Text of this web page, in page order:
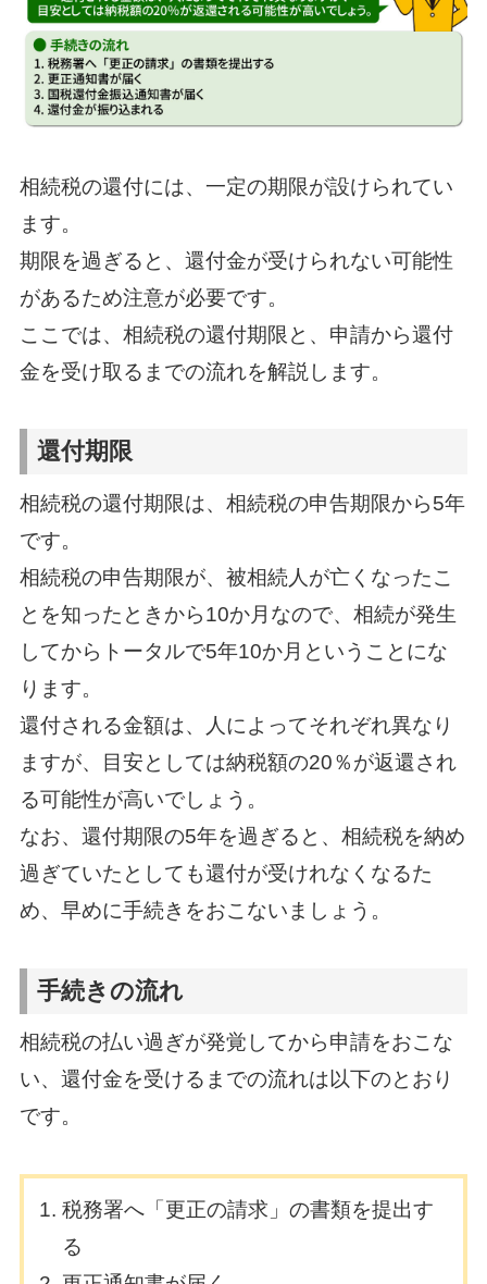
相続税の還付には、一定の期限が設けられてい
ます。
期限を過ぎると、還付金が受けられない可能性
があるため注意が必要です。
ここでは、相続税の還付期限と、申請から還付
金を受け取るまでの流れを解説します。
還付期限
相続税の還付期限は、相続税の申告期限から5年
です。
相続税の申告期限が、被相続人が亡くなったこ
とを知ったときから10か月なので、相続が発生
してからトータルで5年10か月ということにな
ります。
還付される金額は、人によってそれぞれ異なり
ますが、目安としては納税額の20％が返還され
る可能性が高いでしょう。
なお、還付期限の5年を過ぎると、相続税を納め
過ぎていたとしても還付が受けれなくなるた
め、早めに手続きをおこないましょう。
手続きの流れ
相続税の払い過ぎが発覚してから申請をおこな
い、還付金を受けるまでの流れは以下のとおり
です。
税務署へ「更正の請求」の書類を提出す
る